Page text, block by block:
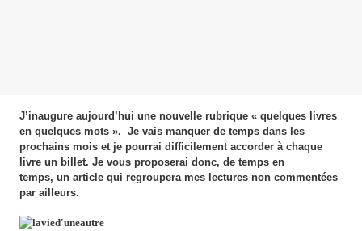
J’inaugure aujourd’hui une nouvelle rubrique « quelques livres
en quelques mots ». Je vais manquer de temps dans les
prochains mois et je pourrai difficilement accorder à chaque
livre un billet. Je vous proposerai donc, de temps en
temps, un article qui regroupera mes lectures non commentées
par ailleurs.